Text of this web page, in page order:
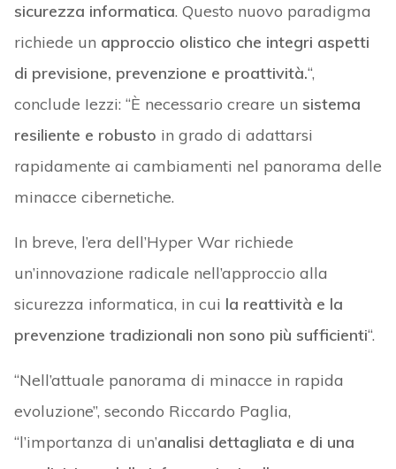
sicurezza informatica. Questo nuovo paradigma
richiede un approccio olistico che integri aspetti
di previsione, prevenzione e proattività.“,
conclude Iezzi: “È necessario creare un sistema
resiliente e robusto in grado di adattarsi
rapidamente ai cambiamenti nel panorama delle
minacce cibernetiche.
In breve, l’era dell’Hyper War richiede
un’innovazione radicale nell’approccio alla
sicurezza informatica, in cui la reattività e la
prevenzione tradizionali non sono più sufficienti“.
“Nell’attuale panorama di minacce in rapida
evoluzione”, secondo Riccardo Paglia,
“l’importanza di un’analisi dettagliata e di una